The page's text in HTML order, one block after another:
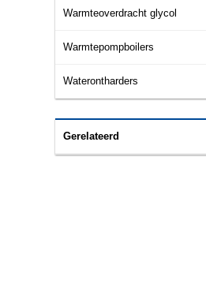
Warmteoverdracht glycol
Warmtepompboilers
Waterontharders
Gerelateerd